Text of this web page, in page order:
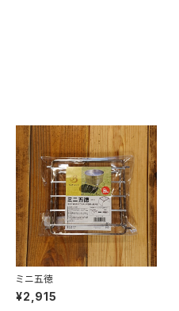
ミニ五徳
¥2,915